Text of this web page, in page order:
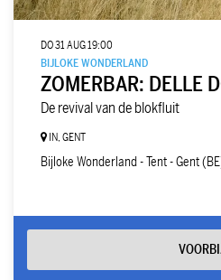
ZOMERBAR: DELLE
De revival van de blokfluit
BIJLOKE WONDERLAND
DO 31 AUG19:00
IN, GENT
Bijloke Wonderland - Tent - Gent